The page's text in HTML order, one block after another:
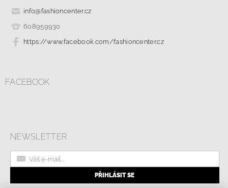
info@fashioncenter.cz
608959930
https://www.facebook.com/fashioncenter.cz
FACEBOOK
NEWSLETTER